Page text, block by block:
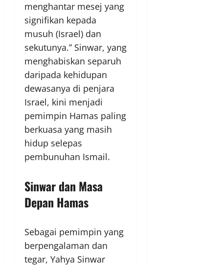
menghantar mesej yang
signifikan kepada
musuh (Israel) dan
sekutunya.” Sinwar, yang
menghabiskan separuh
daripada kehidupan
dewasanya di penjara
Israel, kini menjadi
pemimpin Hamas paling
berkuasa yang masih
hidup selepas
pembunuhan Ismail.
Sinwar dan Masa
Depan Hamas
Sebagai pemimpin yang
berpengalaman dan
tegar, Yahya Sinwar